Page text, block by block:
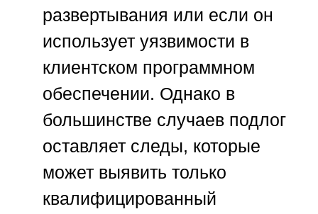
развертывания или если он
использует уязвимости в
клиентском программном
обеспечении. Однако в
большинстве случаев подлог
оставляет следы, которые
может выявить только
квалифицированный